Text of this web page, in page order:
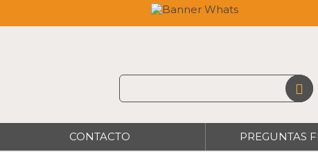
CONTACTO PREGUNTAS